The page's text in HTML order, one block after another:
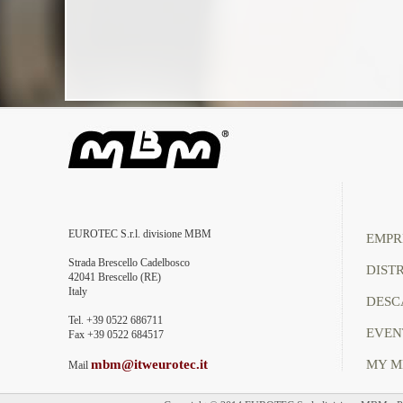
EUROTEC S.r.l. divisione MBM
Strada Brescello Cadelbosco
42041 Brescello (RE)
Italy
Tel. +39 0522 686711
Fax +39 0522 684517
Mail mbm@itweurotec.it MY